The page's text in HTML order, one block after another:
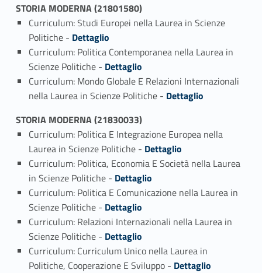
STORIA MODERNA (21801580)
Curriculum: Studi Europei nella Laurea in Scienze
Politiche - Link identifier #identifier_person_57243-1
Dettaglio
Curriculum: Politica Contemporanea nella Laurea in
Scienze Politiche - Link identifier #identifier_person_174344-2
Dettaglio
Curriculum: Mondo Globale E Relazioni Internazionali
nella Laurea in Scienze Politiche - Link identifier #identifier_person_189793-3
Dettaglio
STORIA MODERNA (21830033)
Curriculum: Politica E Integrazione Europea nella
Laurea in Scienze Politiche - Link identifier #identifier_person_158490-1
Dettaglio
Curriculum: Politica, Economia E Società nella Laurea
in Scienze Politiche - Link identifier #identifier_person_38546-2
Dettaglio
Curriculum: Politica E Comunicazione nella Laurea in
Scienze Politiche - Link identifier #identifier_person_48006-3
Dettaglio
Curriculum: Relazioni Internazionali nella Laurea in
Scienze Politiche - Link identifier #identifier_person_96503-4
Dettaglio
Curriculum: Curriculum Unico nella Laurea in
Politiche, Cooperazione E Sviluppo - Link identifier #identifier_person_118255-5
Dettaglio